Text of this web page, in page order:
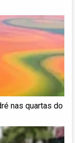
nas quartas do